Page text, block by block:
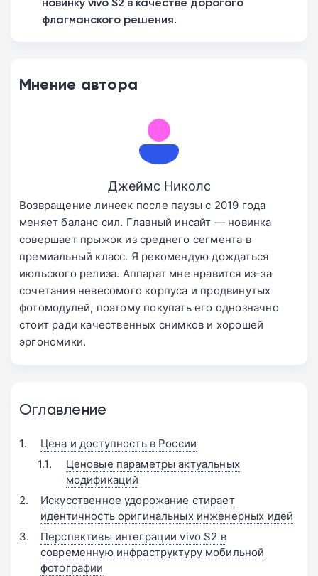
флагманского решения.
Мнение автора
Джеймс Николс
Возвращение линеек после паузы с 2019 года
меняет баланс сил. Главный инсайт — новинка
совершает прыжок из среднего сегмента в
премиальный класс. Я рекомендую дождаться
июльского релиза. Аппарат мне нравится из-за
сочетания невесомого корпуса и продвинутых
фотомодулей, поэтому покупать его однозначно
стоит ради качественных снимков и хорошей
эргономики.
Оглавление
Цена и доступность в России
Ценовые параметры актуальных
модификаций
Искусственное удорожание стирает
идентичность оригинальных инженерных идей
Перспективы интеграции vivo S2 в
современную инфраструктуру мобильной
фотографии